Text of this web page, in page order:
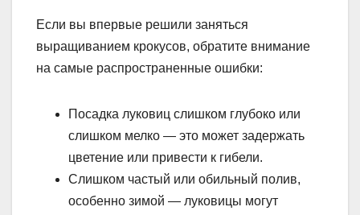
Если вы впервые решили заняться
выращиванием крокусов, обратите внимание
на самые распространенные ошибки:
Посадка луковиц слишком глубоко или
слишком мелко — это может задержать
цветение или привести к гибели.
Слишком частый или обильный полив,
особенно зимой — луковицы могут